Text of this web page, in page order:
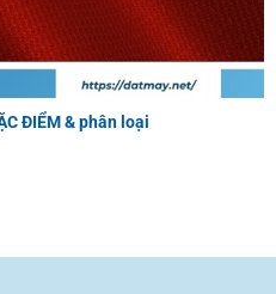
ĐIỂM & phân loại